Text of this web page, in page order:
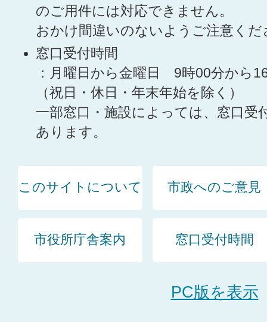
のご用件には対応できません。
おかけ間違いのないようご注意くだ
窓口受付時間
：月曜日から金曜日 9時00分から
（祝日・休日・年末年始を除く）
一部窓口・施設によっては、窓口受
あります。
このサイトについて 市政へのご意見
市役所庁舎案内 窓口受付時間
PC版を表示